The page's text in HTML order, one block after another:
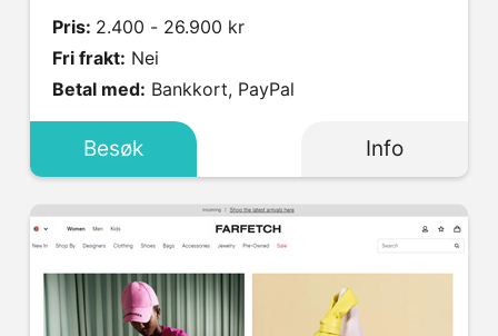
Pris: 2.400 - 26.900 kr
Fri frakt: Nei
Betal med: Bankkort, PayPal
Besøk Info